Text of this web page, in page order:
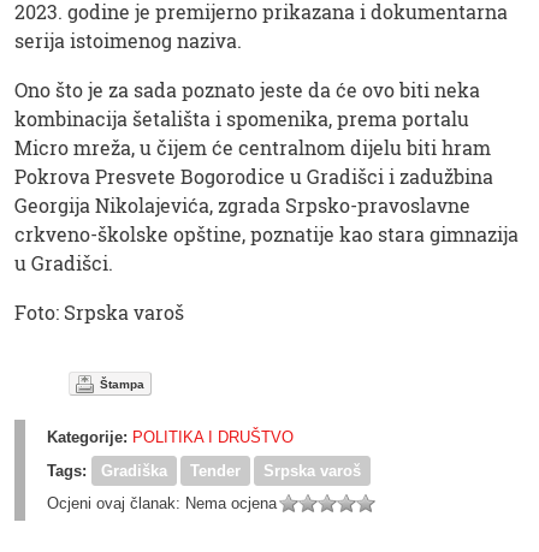
2023. godine je premijerno prikazana i dokumentarna
serija istoimenog naziva.
Ono što je za sada poznato jeste da će ovo biti neka
kombinacija šetališta i spomenika, prema portalu
Micro mreža, u čijem će centralnom dijelu biti hram
Pokrova Presvete Bogorodice u Gradišci i zadužbina
Georgija Nikolajevića, zgrada Srpsko-pravoslavne
crkveno-školske opštine, poznatije kao stara gimnazija
u Gradišci.
Foto: Srpska varoš
Štampa
Kategorije: POLITIKA I DRUŠTVO
Tags:
Gradiška Tender
Srpska varoš
Ocjeni ovaj članak: Nema ocjena